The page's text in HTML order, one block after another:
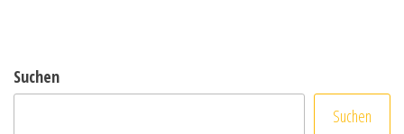
Suchen
Suchen